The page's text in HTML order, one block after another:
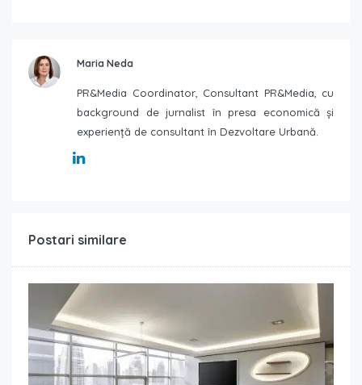
Maria Neda
PR&Media Coordinator, Consultant PR&Media, cu
background de jurnalist în presa economică și
experiență de consultant în Dezvoltare Urbană.
Postari similare